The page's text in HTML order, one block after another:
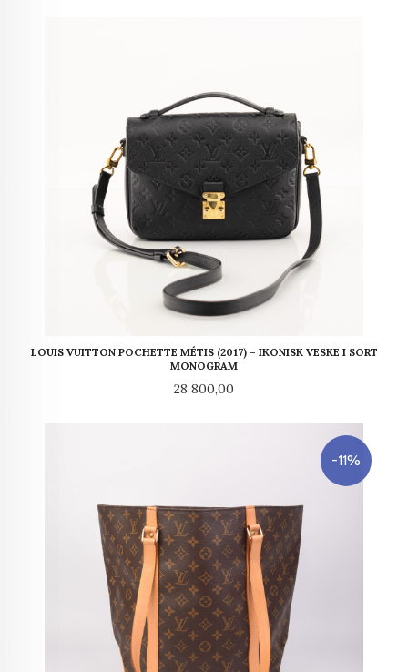
LOUIS VUITTON POCHETTE MÉTIS (2017) – IKONISK VESKE I SORT
MONOGRAM
Pris
28 800,00
-11%